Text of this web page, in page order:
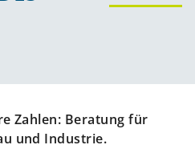
Zahlen: Beratung für
und Industrie.